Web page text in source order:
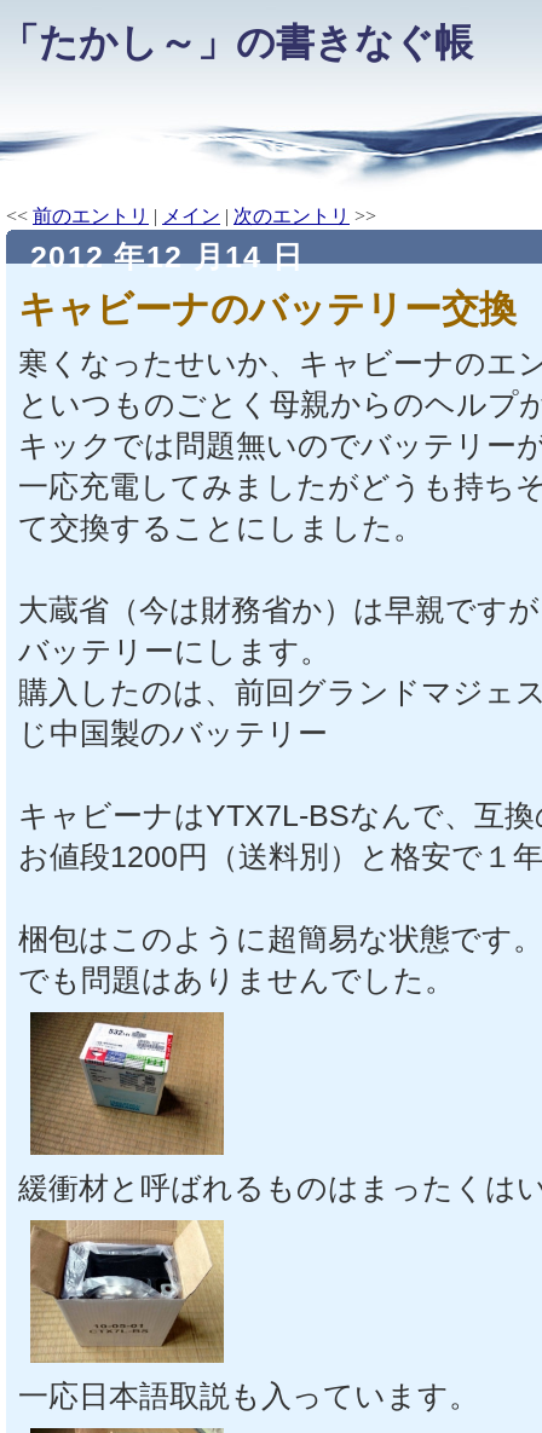
「たかし～」の書きなぐ帳
<< 前のエントリ | メイン | 次のエントリ >>
2012 年12 月14 日
キャビーナのバッテリー交換
寒くなったせいか、キャビーナのエ
といつものごとく母親からのヘルプ
キックでは問題無いのでバッテリー
一応充電してみましたがどうも持ち
て交換することにしました。
大蔵省（今は財務省か）は早親です
バッテリーにします。
購入したのは、前回グランドマジェ
じ中国製のバッテリー
キャビーナはYTX7L-BSなんで、互
お値段1200円（送料別）と格安で１
梱包はこのように超簡易な状態です。
でも問題はありませんでした。
緩衝材と呼ばれるものはまったくは
一応日本語取説も入っています。